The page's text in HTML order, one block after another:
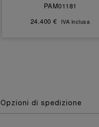
PAM01181
24.400 €
IVA inclusa
Opzioni di spedizione